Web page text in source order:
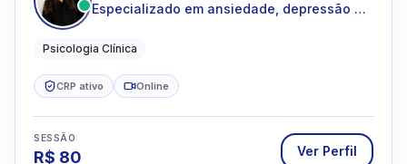
Especializado em ansiedade, depressão e
Psicologia Clínica
CRP ativo Online
SESSÃO
R$ 80 Ver Perfil